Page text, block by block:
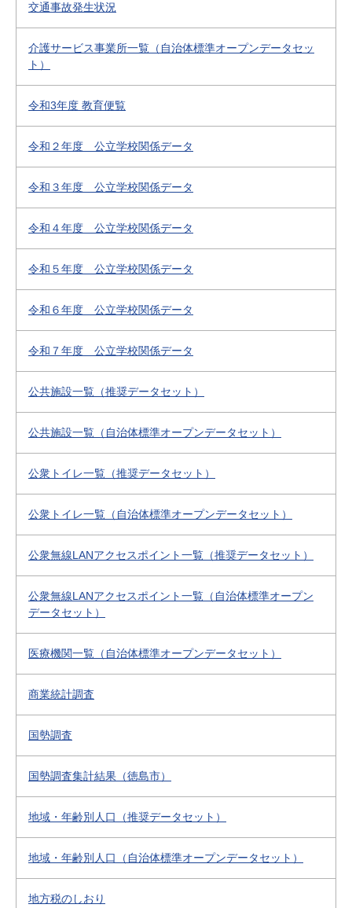
交通事故発生状況
介護サービス事業所一覧（自治体標準オープンデータセッ
ト）
令和3年度 教育便覧
令和２年度 公立学校関係データ
令和３年度 公立学校関係データ
令和４年度 公立学校関係データ
令和５年度 公立学校関係データ
令和６年度 公立学校関係データ
令和７年度 公立学校関係データ
公共施設一覧（推奨データセット）
公共施設一覧（自治体標準オープンデータセット）
公衆トイレ一覧（推奨データセット）
公衆トイレ一覧（自治体標準オープンデータセット）
公衆無線LANアクセスポイント一覧（推奨データセット）
公衆無線LANアクセスポイント一覧（自治体標準オープン
データセット）
医療機関一覧（自治体標準オープンデータセット）
商業統計調査
国勢調査
国勢調査集計結果（徳島市）
地域・年齢別人口（推奨データセット）
地域・年齢別人口（自治体標準オープンデータセット）
地方税のしおり